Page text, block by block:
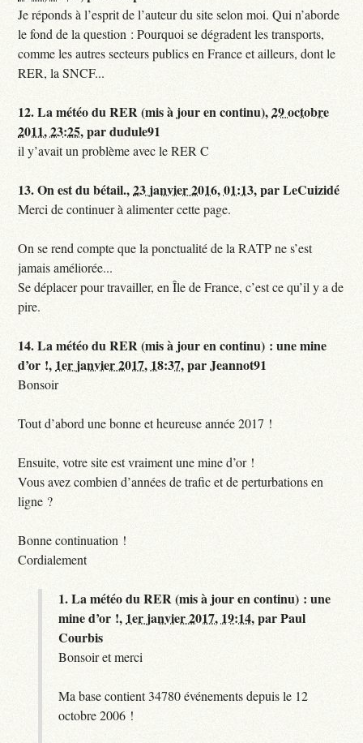
Je réponds à l’esprit de l’auteur du site selon moi. Qui n’aborde
le fond de la question : Pourquoi se dégradent les transports,
comme les autres secteurs publics en France et ailleurs, dont le
RER, la SNCF...
12.La météo du RER (mis à jour en continu),29 octobre
2011, 23:25,pardudule91
il y’avait un problème avec le RER C
13.On est du bétail.,23 janvier 2016, 01:13,parLeCuizidé
Merci de continuer à alimenter cette page.
On se rend compte que la ponctualité de la RATP ne s’est
jamais améliorée...
Se déplacer pour travailler, en Île de France, c’est ce qu’il y a de
pire.
14.La météo du RER (mis à jour en continu) : une mine
d’or !, 1er janvier 2017, 18:37,parJeannot91
Bonsoir
Tout d’abord une bonne et heureuse année 2017 !
Ensuite, votre site est vraiment une mine d’or !
Vous avez combien d’années de trafic et de perturbations en
ligne ?
Bonne continuation !
Cordialement
1.La météo du RER (mis à jour en continu) : une
mine d’or !, 1er janvier 2017, 19:14,parPaul
Courbis
Bonsoir et merci
Ma base contient 34780 événements depuis le 12
octobre 2006 !